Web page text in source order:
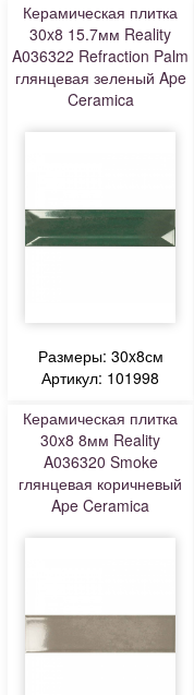
Керамическая плитка
30x8 15.7мм Reality
A036322 Refraction Palm
глянцевая зеленый Ape
Ceramica
Размеры: 30x8см
Артикул: 101998
Керамическая плитка
30x8 8мм Reality
A036320 Smoke
глянцевая коричневый
Ape Ceramica